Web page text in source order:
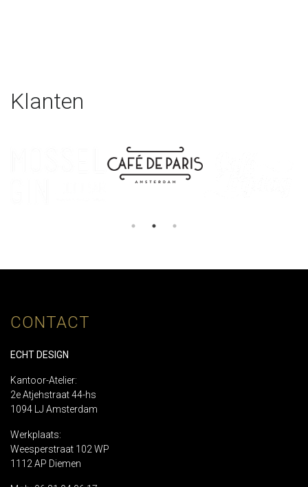
Klanten
CONTACT
ECHT DESIGN
Kantoor-Atelier:
2e Atjehstraat 44-hs
1094 LJ Amsterdam
Werkplaats:
Weesperstraat 102 WP
1112 AP Diemen